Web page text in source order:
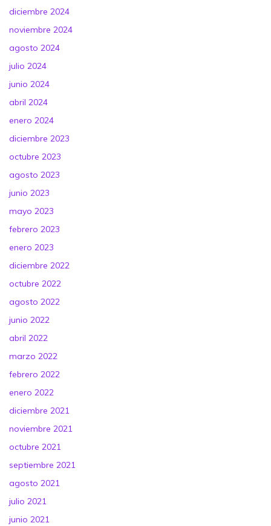
diciembre 2024
noviembre 2024
agosto 2024
julio 2024
junio 2024
abril 2024
enero 2024
diciembre 2023
octubre 2023
agosto 2023
junio 2023
mayo 2023
febrero 2023
enero 2023
diciembre 2022
octubre 2022
agosto 2022
junio 2022
abril 2022
marzo 2022
febrero 2022
enero 2022
diciembre 2021
noviembre 2021
octubre 2021
septiembre 2021
agosto 2021
julio 2021
junio 2021